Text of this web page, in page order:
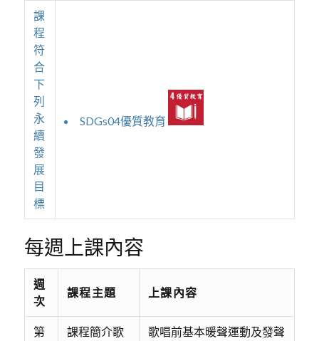
課
程
符
合
下
列
永
續
發
展
目
標
SDGs04優質教育
每週上課內容
週
次
課程主題 上課內容
第
課程簡介歌
歌唱前基本暖聲運動及發聲